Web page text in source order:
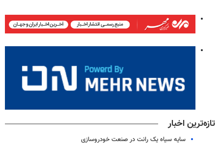
تازه‌ترین اخبار
سایه سیاه یک رانت در صنعت خودروسازی